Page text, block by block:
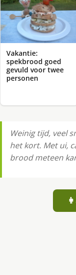
Vakantie:
spekbrood goed
gevuld voor twee
personen
Weinig tijd, veel
het kort. Met ui,
brood meteen